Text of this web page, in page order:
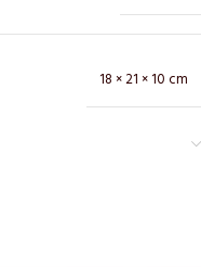
18 × 21 × 10 cm